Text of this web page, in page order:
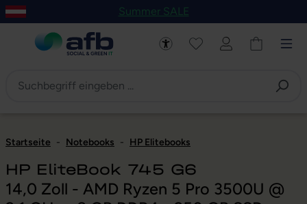
Hauptinhalt springen
Zur Navigation der B2B-Plattform springen
Summer SALE
Startseite - Notebooks - HP Elitebooks
HP EliteBook 745 G6
14,0 Zoll - AMD Ryzen 5 Pro 3500U @